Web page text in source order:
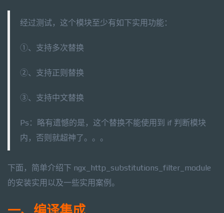
经过测试，这个模块至少有如下实用功能：
①、支持多次替换
②、支持正则替换
③、支持中文替换
Ps：略有遗憾的是，这个替换不能使用到 if 判断模块
内，否则就超神了。。。
下面，简单介绍下 ngx_http_substitutions_filter_module
的安装实用以及一些实用案例。